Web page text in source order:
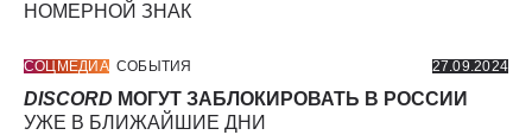
НОМЕРНОЙ ЗНАК
СОЦМЕДИА СОБЫТИЯ 27.09.2024
DISCORD МОГУТ ЗАБЛОКИРОВАТЬ В РОССИИ
УЖЕ В БЛИЖАЙШИЕ ДНИ